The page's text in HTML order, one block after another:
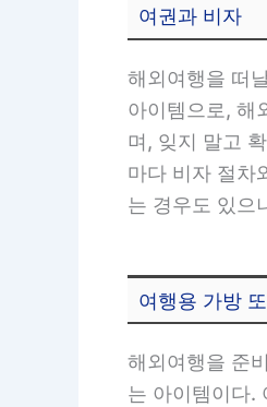
여권과 비자
해외여행을 떠
아이템으로, 해
며, 잊지 말고
마다 비자 절차
는 경우도 있으
여행용 가방
해외여행을 준
는 아이템이다.